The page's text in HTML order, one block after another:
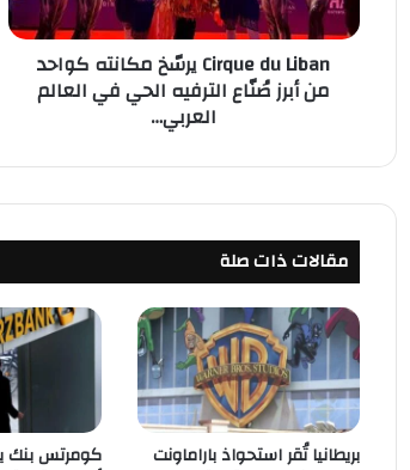
L
ي
خ
ك
ا
ن
ت
ه
ك
ا
Cirque du Liban يرسّخ مكانته كواحد
من أبرز صُنّاع الترفيه الحي في العالم
العربي…
مقالات ذات صلة
بريطانيا تُقر استحواذ باراماونت كومرتس بنك